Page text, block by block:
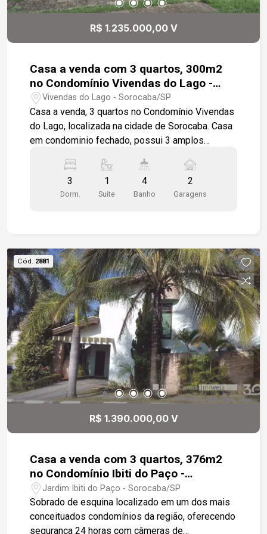
R$ 1.235.000,00 V
Casa a venda com 3 quartos, 300m2
no Condomínio Vivendas do Lago -
Sorocaba
Vivendas do Lago - Sorocaba/SP
Casa a venda, 3 quartos no Condomínio Vivendas
do Lago, localizada na cidade de Sorocaba. Casa
em condominio fechado, possui 3 amplos
cozinha azulejada até o teto, area de serviços e
despensa. Sala de estar e sala de jantar amplas e
Escritório. Quintal amplo podendo construir
quadras de tênis e beach tênis, piscina infantil e
adulta, bar na piscina, academia, quadra de bocha,
campo de futebol, playground e muita área verde.
Estamos à disposição para te atender. Gostaria
de saber mais informações ou agendar uma
visita?
3
Dorm.
1
Suite
4
Banho
2
Garagens
Cód. 2881
R$ 1.390.000,00 V
Casa a venda com 3 quartos, 376m2
no Condomínio Ibiti do Paço -
Sorocaba
Jardim Ibiti do Paço - Sorocaba/SP
Sobrado de esquina localizado em um dos mais
conceituados condomínios da região, oferecendo
segurança 24 horas com câmeras de